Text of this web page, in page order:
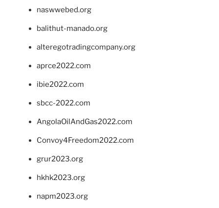
naswwebed.org
balithut-manado.org
alteregotradingcompany.org
aprce2022.com
ibie2022.com
sbcc-2022.com
AngolaOilAndGas2022.com
Convoy4Freedom2022.com
grur2023.org
hkhk2023.org
napm2023.org